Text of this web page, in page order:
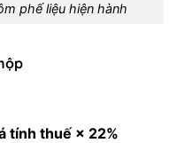
phế liệu hiện hành
tính thuế × 22%